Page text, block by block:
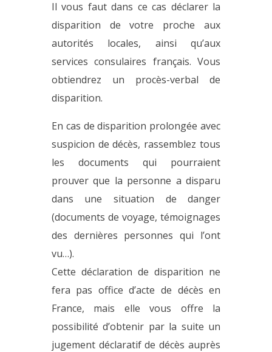
Il vous faut dans ce cas déclarer la
disparition de votre proche aux
autorités locales, ainsi qu’aux
services consulaires français. Vous
obtiendrez un procès-verbal de
disparition.
En cas de disparition prolongée avec
suspicion de décès, rassemblez tous
les documents qui pourraient
prouver que la personne a disparu
dans une situation de danger
(documents de voyage, témoignages
des dernières personnes qui l’ont
vu…).
Cette déclaration de disparition ne
fera pas office d’acte de décès en
France, mais elle vous offre la
possibilité d’obtenir par la suite un
jugement déclaratif de décès auprès